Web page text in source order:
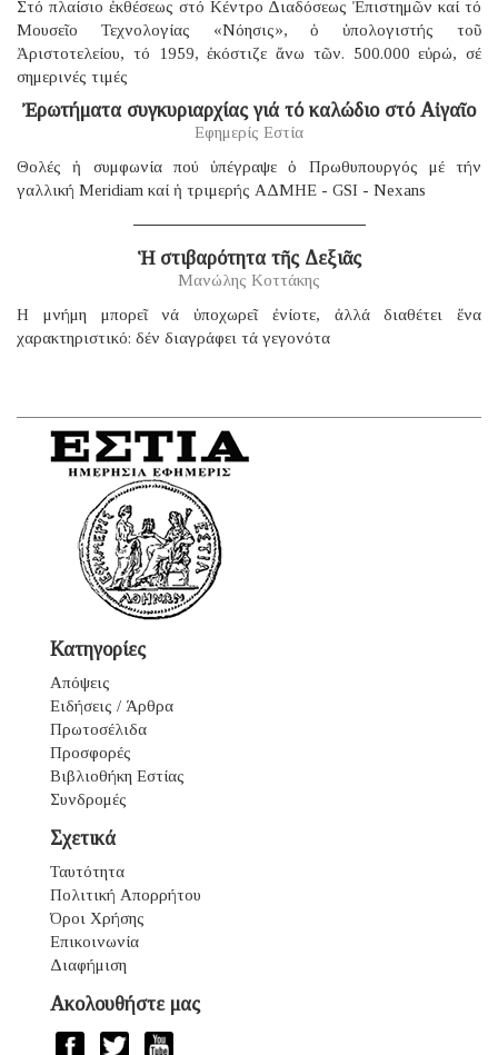
Στό πλαίσιο ἐκθέσεως στό Κέντρο Διαδόσεως Ἐπιστημῶν καί τό
Μουσεῖο Τεχνολογίας «Νόησις», ὁ ὑπολογιστής τοῦ
Ἀριστοτελείου, τό 1959, ἐκόστιζε ἄνω τῶν. 500.000 εὐρώ, σέ
σημερινές τιμές
Ἐρωτήματα συγκυριαρχίας γιά τό καλώδιο στό Αἰγαῖο
Εφημερίς Εστία
Θολές ἡ συμφωνία πού ὑπέγραψε ὁ Πρωθυπουργός μέ τήν
γαλλική Μeridiam καί ἡ τριμερής ΑΔΜΗΕ - GSI - Nexans
Ἡ στιβαρότητα τῆς Δεξιᾶς
Μανώλης Κοττάκης
H μνήμη μπορεῖ νά ὑποχωρεῖ ἐνίοτε, ἀλλά διαθέτει ἕνα
χαρακτηριστικό: δέν διαγράφει τά γεγονότα
Κατηγορίες
Απόψεις
Ειδήσεις / Άρθρα
Πρωτοσέλιδα
Προσφορές
Βιβλιοθήκη Εστίας
Συνδρομές
Σχετικά
Ταυτότητα
Πολιτική Απορρήτου
Όροι Χρήσης
Επικοινωνία
Διαφήμιση
Ακολουθήστε μας